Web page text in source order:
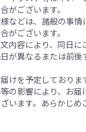
がございます。
などは、諸般の事情
がございます。
内容により、同日に
が異なるまたは前後
けを予定しておりま
の影響により、お届
います。あらかじめ